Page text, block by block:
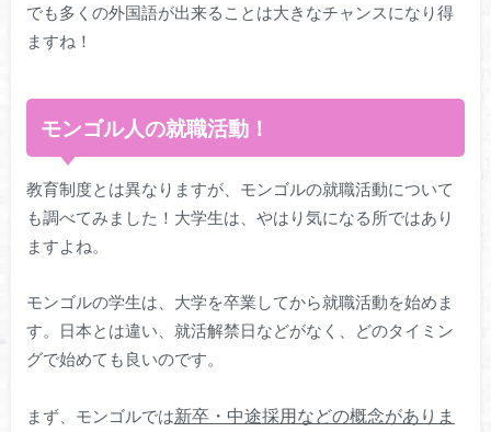
でも多くの外国語が出来ることは大きなチャンスになり得
ますね！
モンゴル人の就職活動！
教育制度とは異なりますが、モンゴルの就職活動について
も調べてみました！大学生は、やはり気になる所ではあり
ますよね。
モンゴルの学生は、大学を卒業してから就職活動を始めま
す。日本とは違い、就活解禁日などがなく、どのタイミン
グで始めても良いのです。
まず、モンゴルでは新卒・中途採用などの概念がありま